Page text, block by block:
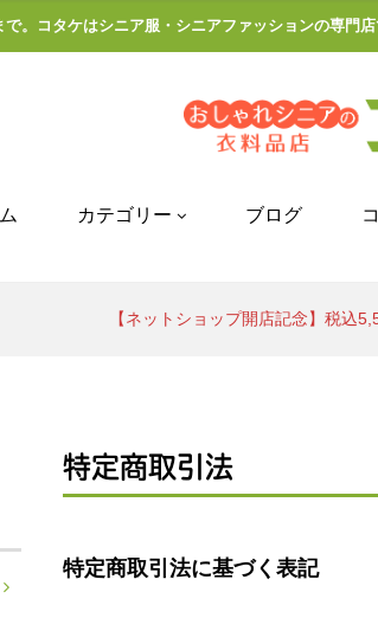
。コタケはシニア服・シニアファッションの専門店
カテゴリー ブログ
【ネットショップ開店記念】税込
特定商取引法
特定商取引法に基づく表記